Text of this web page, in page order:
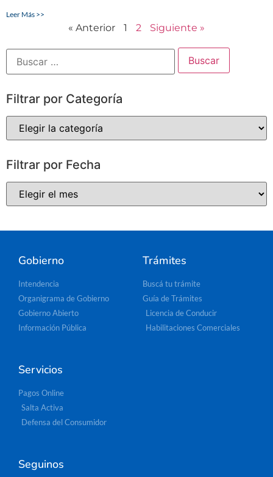
Leer Más >>
« Anterior 1 2 Siguiente »
Filtrar por Categoría
Filtrar por Fecha
Gobierno
Intendencia
Organigrama de Gobierno
Gobierno Abierto
Información Pública
Trámites
Buscá tu trámite
Guía de Trámites
Licencia de Conducir
Habilitaciones Comerciales
Servicios
Pagos Online
Salta Activa
Defensa del Consumidor
Seguinos